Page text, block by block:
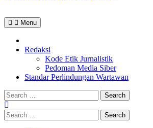
Menu
Redaksi
Kode Etik Jurnalistik
Pedoman Media Siber
Standar Perlindungan Wartawan
Search
for:
Search
for: